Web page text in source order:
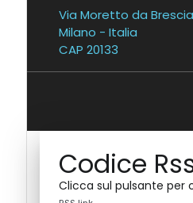
Via Moretto da
Milano - Italia
CAP 20133
Codice
Clicca sul pulsante per